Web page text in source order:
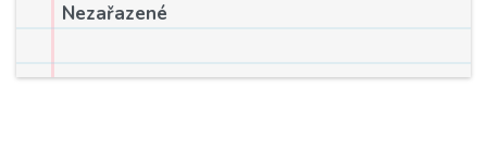
Nezařazené